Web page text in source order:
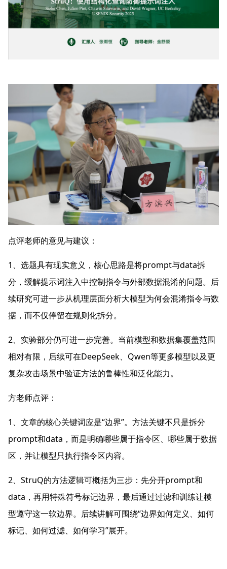
点评老师的意见与建议：
1 、选题具有现实意义，核心思路是将prompt与data拆
分，缓解提示词注入中控制指令与外部数据混淆的问题。后
续研究可进一步从机理层面分析大模型为何会混淆指令与数
据，而不仅停留在规则化拆分。
2 、实验部分仍可进一步完善。当前模型和数据集覆盖范围
相对有限，后续可在DeepSeek Qwen等更多模型以及更
复杂攻击场景中验证方法的鲁棒性和泛化能力。
方老师点评：
1 、文章的核心关键词应是“边界”。方法关键不只是拆分
prompt和data ，而是明确哪些属于指令区、哪些属于数据
区，并让模型只执行指令区内容。
2 StruQ的方法逻辑可概括为三步：先分开prompt和
data ，再用特殊符号标记边界，最后通过过滤和训练让模
型遵守这一软边界。后续讲解可围绕“边界如何定义、如何
标记、如何过滤、如何学习”展开。